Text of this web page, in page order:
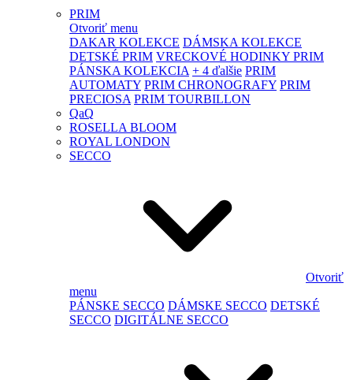
PRIM
Otvoriť menu
DAKAR KOLEKCE DÁMSKA KOLEKCE
DETSKÉ PRIM VRECKOVÉ HODINKY PRIM
PÁNSKA KOLEKCIA + 4 ďalšie PRIM
AUTOMATY PRIM CHRONOGRAFY PRIM
PRECIOSA PRIM TOURBILLON
QaQ
ROSELLA BLOOM
ROYAL LONDON
SECCO
Otvoriť
menu
PÁNSKE SECCO DÁMSKE SECCO DETSKÉ
SECCO DIGITÁLNE SECCO